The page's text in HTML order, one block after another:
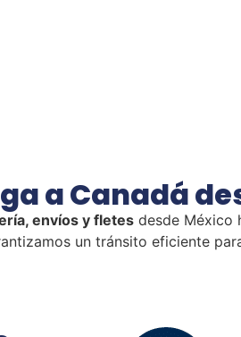
a Canadá
envíos y fletes desde México
un tránsito eficiente